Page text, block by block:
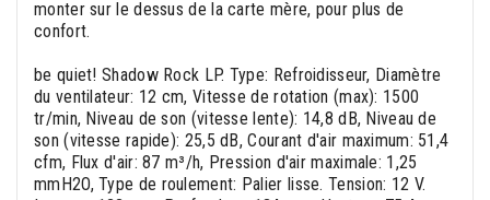
monter sur le dessus de la carte mère, pour plus de
confort.
be quiet! Shadow Rock LP. Type: Refroidisseur, Diamètre
du ventilateur: 12 cm, Vitesse de rotation (max): 1500
tr/min, Niveau de son (vitesse lente): 14,8 dB, Niveau de
son (vitesse rapide): 25,5 dB, Courant d'air maximum: 51,4
cfm, Flux d'air: 87 m³/h, Pression d'air maximale: 1,25
mmH2O, Type de roulement: Palier lisse. Tension: 12 V.